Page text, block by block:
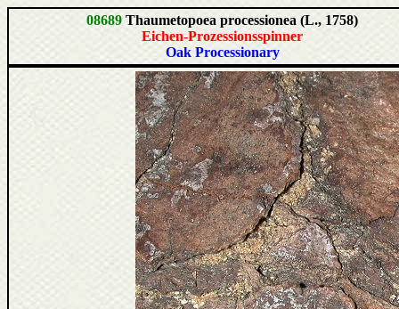
08689 Thaumetopoea processionea (L., 1758)
Eichen-Prozessionsspinner
Oak Processionary